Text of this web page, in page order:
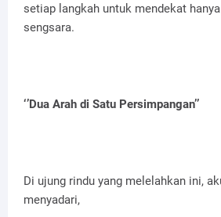
setiap langkah untuk mendekat
sengsara.
‘’Dua Arah di Satu Persimpangan’’
Di ujung rindu yang melelahkan ini,
menyadari,